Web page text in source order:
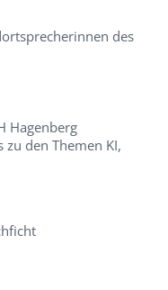
des
Hagenberg
zu den Themen KI,